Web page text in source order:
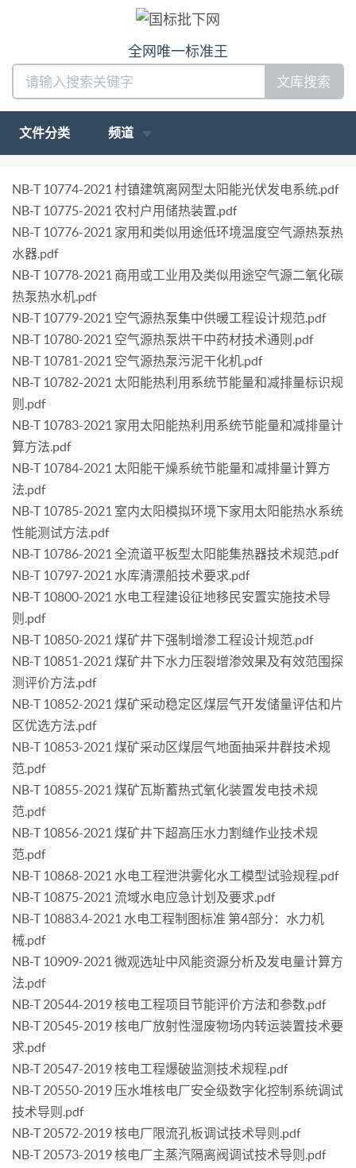
全网唯一标准王
文库搜索
文件分类 频道
NB-T 10774-2021 村镇建筑离网型太阳能光伏发电系统.pdf
NB-T 10775-2021 农村户用储热装置.pdf
NB-T 10776-2021 家用和类似用途低环境温度空气源热泵热
水器.pdf
NB-T 10778-2021 商用或工业用及类似用途空气源二氧化碳
热泵热水机.pdf
NB-T 10779-2021 空气源热泵集中供暖工程设计规范.pdf
NB-T 10780-2021 空气源热泵烘干中药材技术通则.pdf
NB-T 10781-2021 空气源热泵污泥干化机.pdf
NB-T 10782-2021 太阳能热利用系统节能量和减排量标识规
则.pdf
NB-T 10783-2021 家用太阳能热利用系统节能量和减排量计
算方法.pdf
NB-T 10784-2021 太阳能干燥系统节能量和减排量计算方
法.pdf
NB-T 10785-2021 室内太阳模拟环境下家用太阳能热水系统
性能测试方法.pdf
NB-T 10786-2021 全流道平板型太阳能集热器技术规范.pdf
NB-T 10797-2021 水库清漂船技术要求.pdf
NB-T 10800-2021 水电工程建设征地移民安置实施技术导
则.pdf
NB-T 10850-2021 煤矿井下强制增渗工程设计规范.pdf
NB-T 10851-2021 煤矿井下水力压裂增渗效果及有效范围探
测评价方法.pdf
NB-T 10852-2021 煤矿采动稳定区煤层气开发储量评估和片
区优选方法.pdf
NB-T 10853-2021 煤矿采动区煤层气地面抽采井群技术规
范.pdf
NB-T 10855-2021 煤矿瓦斯蓄热式氧化装置发电技术规
范.pdf
NB-T 10856-2021 煤矿井下超高压水力割缝作业技术规
范.pdf
NB-T 10868-2021 水电工程泄洪雾化水工模型试验规程.pdf
NB-T 10875-2021 流域水电应急计划及要求.pdf
NB-T 10883.4-2021 水电工程制图标准 第4部分：水力机
械.pdf
NB-T 10909-2021 微观选址中风能资源分析及发电量计算方
法.pdf
NB-T 20544-2019 核电工程项目节能评价方法和参数.pdf
NB-T 20545-2019 核电厂放射性湿废物场内转运装置技术要
求.pdf
NB-T 20547-2019 核电工程爆破监测技术规程.pdf
NB-T 20550-2019 压水堆核电厂安全级数字化控制系统调试
技术导则.pdf
NB-T 20572-2019 核电厂限流孔板调试技术导则.pdf
NB-T 20573-2019 核电厂主蒸汽隔离阀调试技术导则.pdf